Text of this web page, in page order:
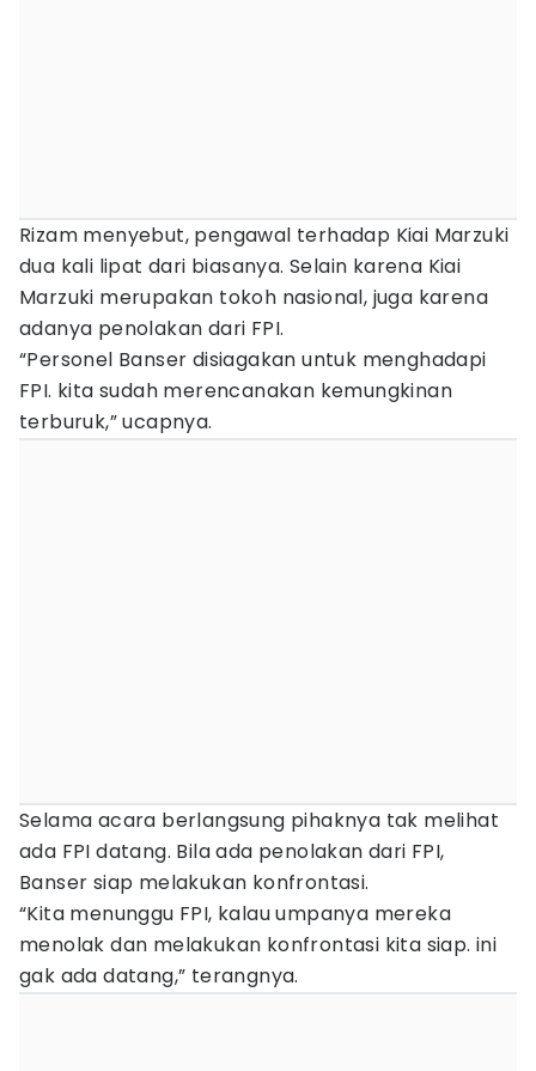
Rizam menyebut, pengawal terhadap Kiai Marzuki
dua kali lipat dari biasanya. Selain karena Kiai
Marzuki merupakan tokoh nasional, juga karena
adanya penolakan dari FPI.
“Personel Banser disiagakan untuk menghadapi
FPI. kita sudah merencanakan kemungkinan
terburuk,” ucapnya.
Selama acara berlangsung pihaknya tak melihat
ada FPI datang. Bila ada penolakan dari FPI,
Banser siap melakukan konfrontasi.
“Kita menunggu FPI, kalau umpanya mereka
menolak dan melakukan konfrontasi kita siap. ini
gak ada datang,” terangnya.